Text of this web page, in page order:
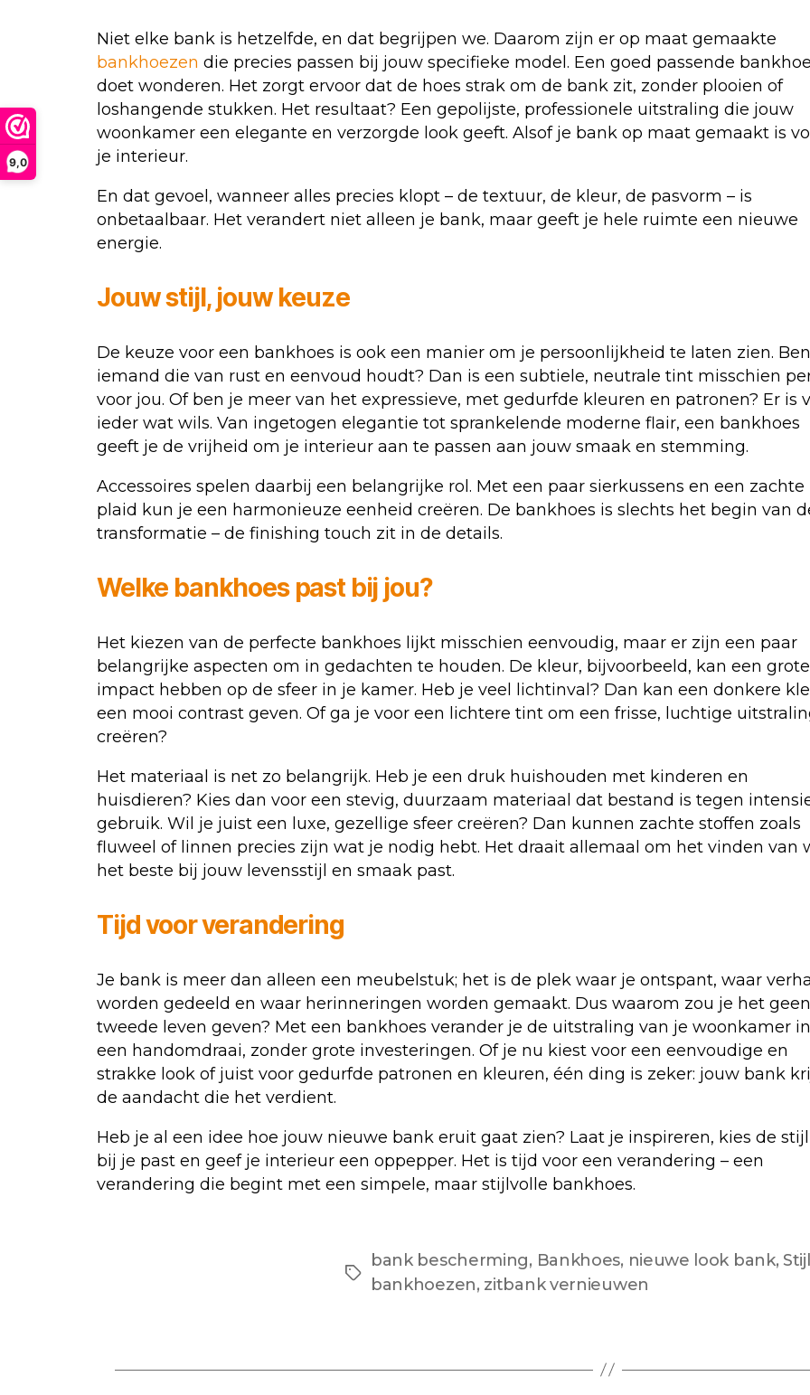
9,0
Niet elke bank is hetzelfde, en dat begrijpen we. Daarom zijn er op maat gemaakte
bankhoezen die precies passen bij jouw specifieke model. Een goed passende
doet wonderen. Het zorgt ervoor dat de hoes strak om de bank zit, zonder plooien of
loshangende stukken. Het resultaat? Een gepolijste, professionele uitstraling die jouw
woonkamer een elegante en verzorgde look geeft. Alsof je bank op maat gemaakt is
je interieur.
En dat gevoel, wanneer alles precies klopt – de textuur, de kleur, de pasvorm – is
onbetaalbaar. Het verandert niet alleen je bank, maar geeft je hele ruimte een nieuwe
energie.
Jouw stijl, jouw keuze
De keuze voor een bankhoes is ook een manier om je persoonlijkheid te laten zien.
iemand die van rust en eenvoud houdt? Dan is een subtiele, neutrale tint misschien
voor jou. Of ben je meer van het expressieve, met gedurfde kleuren en patronen? Er is
ieder wat wils. Van ingetogen elegantie tot sprankelende moderne flair, een bankhoes
geeft je de vrijheid om je interieur aan te passen aan jouw smaak en stemming.
Accessoires spelen daarbij een belangrijke rol. Met een paar sierkussens en een zachte
plaid kun je een harmonieuze eenheid creëren. De bankhoes is slechts het begin van
transformatie – de finishing touch zit in de details.
Welke bankhoes past bij jou?
Het kiezen van de perfecte bankhoes lijkt misschien eenvoudig, maar er zijn een paar
belangrijke aspecten om in gedachten te houden. De kleur, bijvoorbeeld, kan een grote
impact hebben op de sfeer in je kamer. Heb je veel lichtinval? Dan kan een donkere
een mooi contrast geven. Of ga je voor een lichtere tint om een frisse, luchtige
creëren?
Het materiaal is net zo belangrijk. Heb je een druk huishouden met kinderen en
huisdieren? Kies dan voor een stevig, duurzaam materiaal dat bestand is tegen
gebruik. Wil je juist een luxe, gezellige sfeer creëren? Dan kunnen zachte stoffen zoals
fluweel of linnen precies zijn wat je nodig hebt. Het draait allemaal om het vinden van
het beste bij jouw levensstijl en smaak past.
Tijd voor verandering
Je bank is meer dan alleen een meubelstuk; het is de plek waar je ontspant, waar
worden gedeeld en waar herinneringen worden gemaakt. Dus waarom zou je het geen
tweede leven geven? Met een bankhoes verander je de uitstraling van je woonkamer in
een handomdraai, zonder grote investeringen. Of je nu kiest voor een eenvoudige en
strakke look of juist voor gedurfde patronen en kleuren, één ding is zeker: jouw bank
de aandacht die het verdient.
Heb je al een idee hoe jouw nieuwe bank eruit gaat zien? Laat je inspireren, kies de
bij je past en geef je interieur een oppepper. Het is tijd voor een verandering – een
verandering die begint met een simpele, maar stijlvolle bankhoes.
Tags
bank bescherming, Bankhoes, nieuwe look bank,
bankhoezen, zitbank vernieuwen